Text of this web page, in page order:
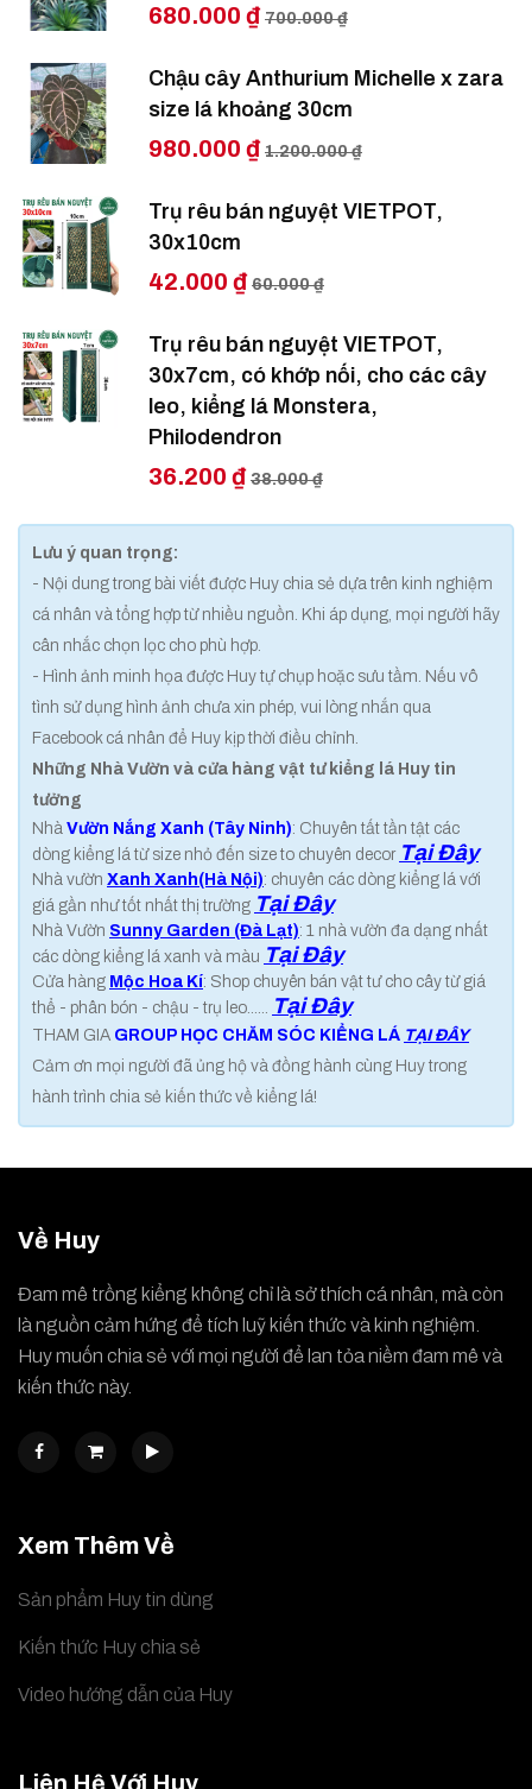
680.000 ₫ 700.000 ₫
Chậu cây Anthurium Michelle x zara
size lá khoảng 30cm
980.000 ₫ 1.200.000 ₫
Trụ rêu bán nguyệt VIETPOT,
30x10cm
42.000 ₫ 60.000 ₫
Trụ rêu bán nguyệt VIETPOT,
30x7cm, có khớp nối, cho các cây
leo, kiểng lá Monstera,
Philodendron
36.200 ₫ 38.000 ₫
Lưu ý quan trọng:
- Nội dung trong bài viết được Huy chia sẻ dựa trên kinh nghiệm
cá nhân và tổng hợp từ nhiều nguồn. Khi áp dụng, mọi người hãy
cân nhắc chọn lọc cho phù hợp.
- Hình ảnh minh họa được Huy tự chụp hoặc sưu tầm. Nếu vô
tình sử dụng hình ảnh chưa xin phép, vui lòng nhắn qua
Facebook cá nhân để Huy kịp thời điều chỉnh.
Những Nhà Vườn và cửa hàng vật tư kiểng lá Huy tin
tưởng
Nhà Vườn Nắng Xanh (Tây Ninh): Chuyên tất tần tật các
dòng kiểng lá từ size nhỏ đến size to chuyên decor Tại Đây
Nhà vườn Xanh Xanh(Hà Nội): chuyên các dòng kiểng lá với
giá gần như tốt nhất thị trường Tại Đây
Nhà Vườn Sunny Garden (Đà Lạt): 1 nhà vườn đa dạng nhất
các dòng kiểng lá xanh và màu Tại Đây
Cửa hàng Mộc Hoa Kí: Shop chuyên bán vật tư cho cây từ giá
thể - phân bón - chậu - trụ leo......
Tại Đây
THAM GIA GROUP HỌC CHĂM SÓC KIỂNG LÁ TẠI ĐÂY
Cảm ơn mọi người đã ủng hộ và đồng hành cùng Huy trong
hành trình chia sẻ kiến thức về kiểng lá!
Về Huy
Đam mê trồng kiểng không chỉ là sở thích cá nhân, mà còn
là nguồn cảm hứng để tích luỹ kiến thức và kinh nghiệm.
Huy muốn chia sẻ với mọi người để lan tỏa niềm đam mê và
kiến thức này.
Xem Thêm Về
Sản phẩm Huy tin dùng
Kiến thức Huy chia sẻ
Video hướng dẫn của Huy
Liên Hệ Với Huy